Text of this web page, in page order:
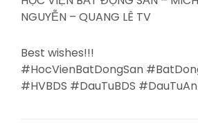
NGUYỄN – QUANG LÊ TV
Best wishes!!!
#HocVienBatDongSan
#HVBDS #DauTuBDS